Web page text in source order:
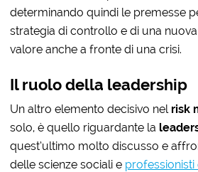
determinando quindi le premesse
strategia di controllo e di una
valore anche a fronte di una crisi.
Il ruolo della leadership
Un altro elemento decisivo nel risk
solo, è quello riguardante la
quest’ultimo molto discusso e
delle scienze sociali e